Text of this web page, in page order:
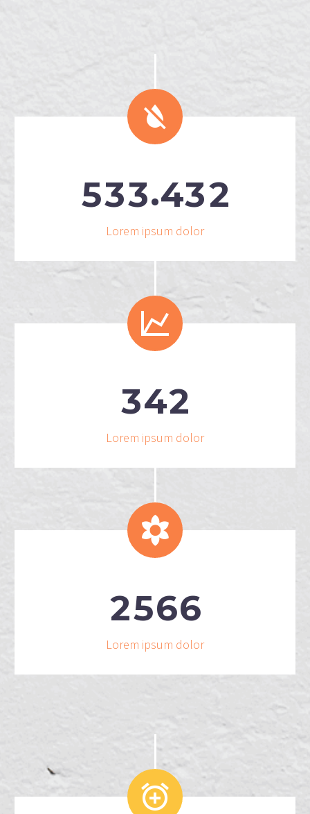


533.432
Lorem ipsum dolor


342
Lorem ipsum dolor


2566
Lorem ipsum dolor

